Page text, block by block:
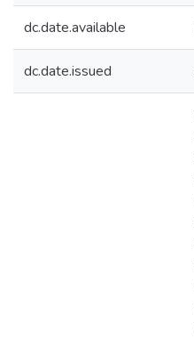
dc.date.available
dc.date.issued